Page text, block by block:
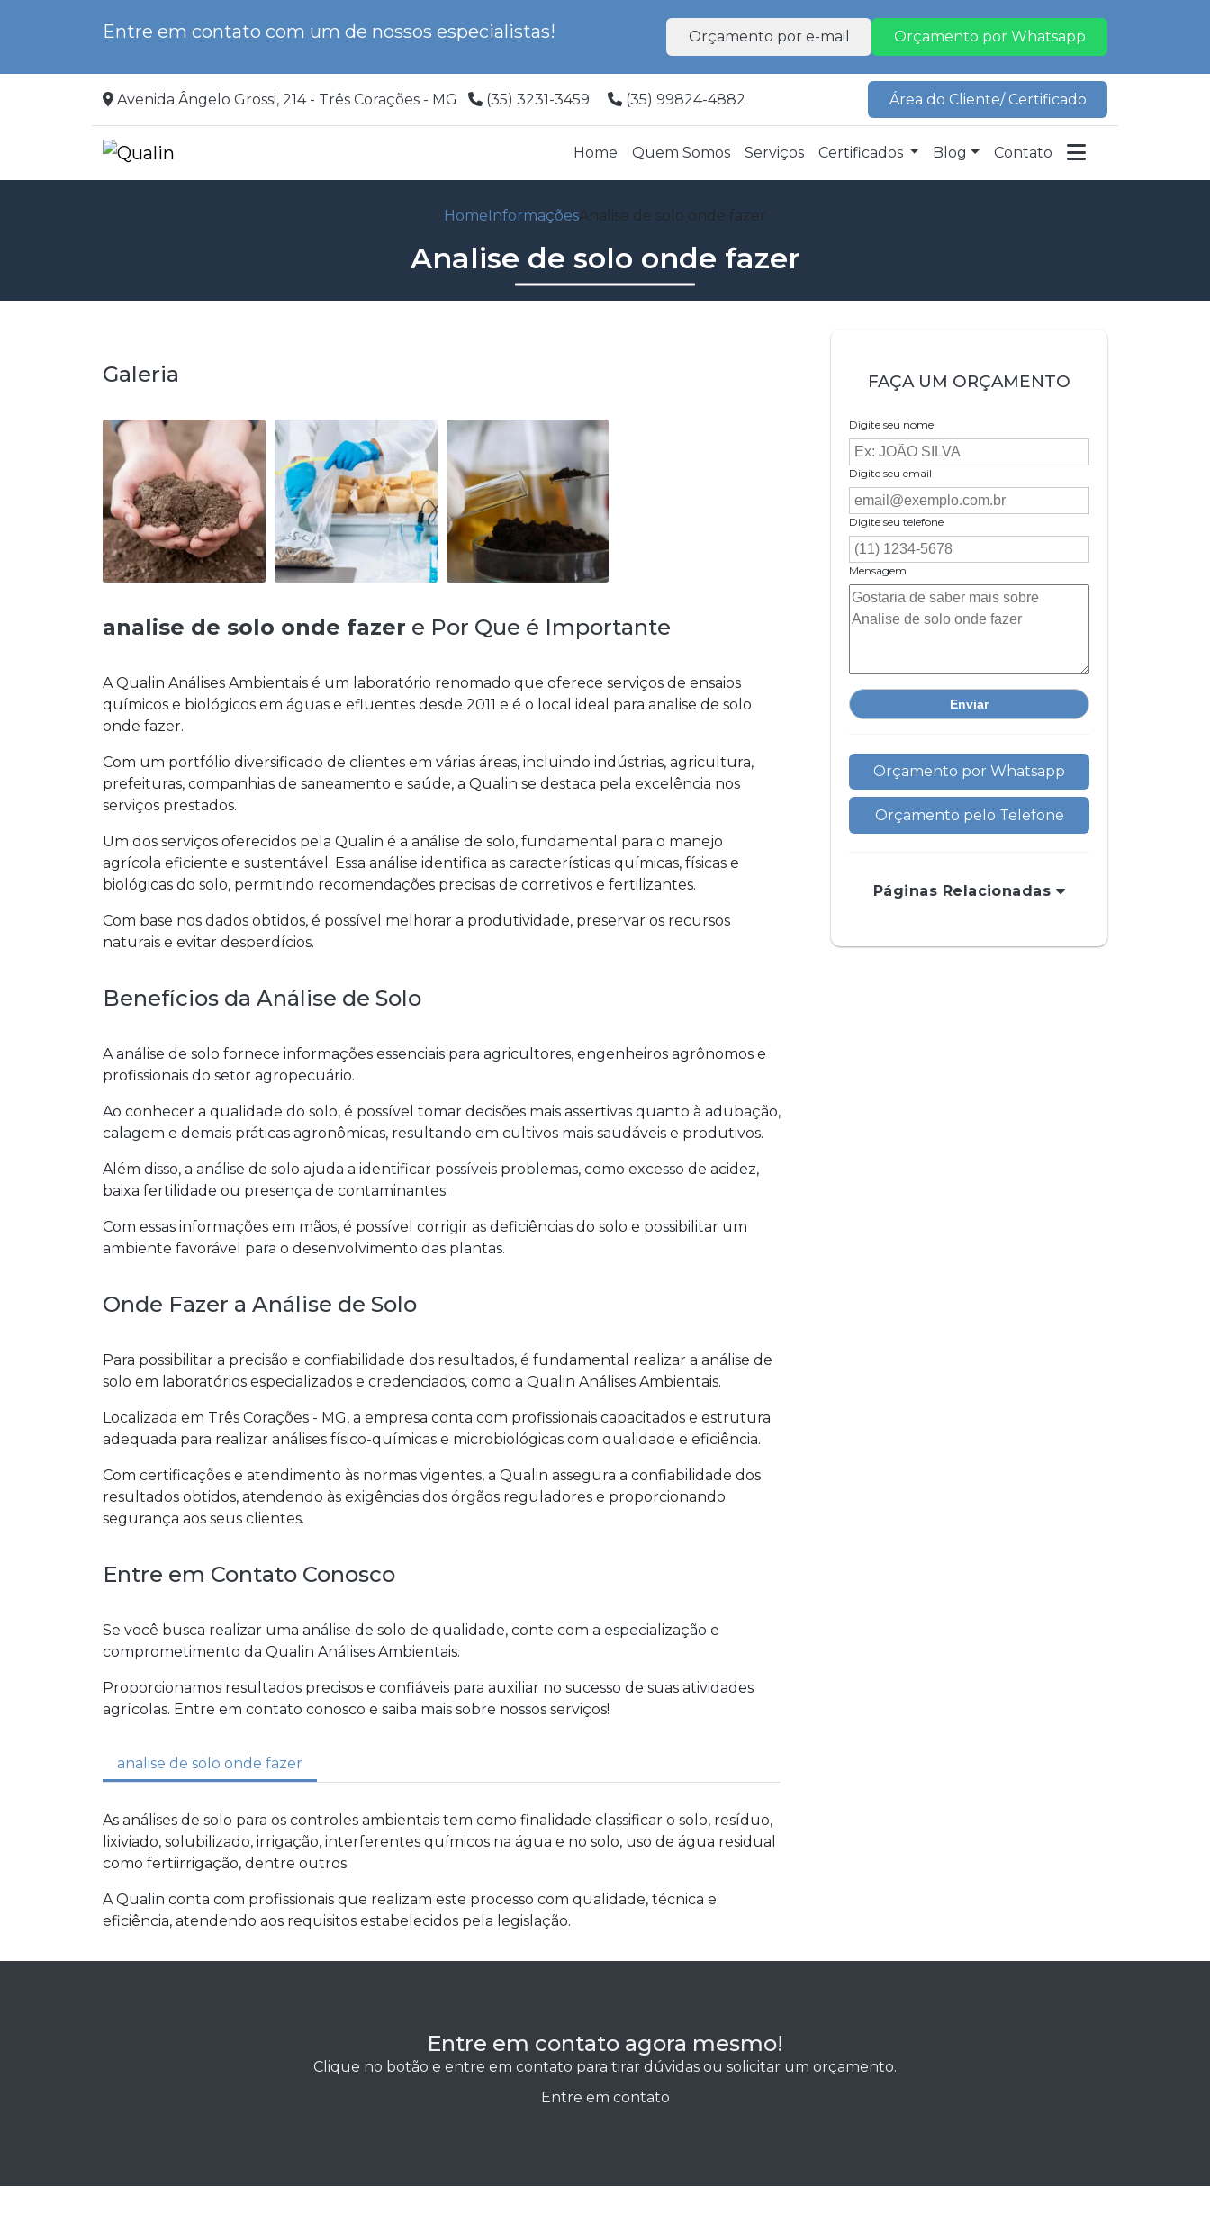
Entre em contato com um de nossos especialistas! Orçamento por e-mail Orçamento por Whatsapp
Avenida Ângelo Grossi, 214 - Três Corações - MG (35) 3231-3459 (35) 99824-4882 Área do Cliente/ Certificado
Home Quem Somos Serviços Certificados Blog Contato
HomeInformaçõesAnalise de solo onde fazer
Analise de solo onde fazer
Galeria
analise de solo onde fazer e Por Que é Importante
A Qualin Análises Ambientais é um laboratório renomado que oferece serviços de ensaios
químicos e biológicos em águas e efluentes desde 2011 e é o local ideal para analise de solo
onde fazer.
Com um portfólio diversificado de clientes em várias áreas, incluindo indústrias, agricultura,
prefeituras, companhias de saneamento e saúde, a Qualin se destaca pela excelência nos
serviços prestados.
Um dos serviços oferecidos pela Qualin é a análise de solo, fundamental para o manejo
agrícola eficiente e sustentável. Essa análise identifica as características químicas, físicas e
biológicas do solo, permitindo recomendações precisas de corretivos e fertilizantes.
Com base nos dados obtidos, é possível melhorar a produtividade, preservar os recursos
naturais e evitar desperdícios.
Benefícios da Análise de Solo
A análise de solo fornece informações essenciais para agricultores, engenheiros agrônomos e
profissionais do setor agropecuário.
Ao conhecer a qualidade do solo, é possível tomar decisões mais assertivas quanto à adubação,
calagem e demais práticas agronômicas, resultando em cultivos mais saudáveis e produtivos.
Além disso, a análise de solo ajuda a identificar possíveis problemas, como excesso de acidez,
baixa fertilidade ou presença de contaminantes.
Com essas informações em mãos, é possível corrigir as deficiências do solo e possibilitar um
ambiente favorável para o desenvolvimento das plantas.
Onde Fazer a Análise de Solo
Para possibilitar a precisão e confiabilidade dos resultados, é fundamental realizar a análise de
solo em laboratórios especializados e credenciados, como a Qualin Análises Ambientais.
Localizada em Três Corações - MG, a empresa conta com profissionais capacitados e estrutura
adequada para realizar análises físico-químicas e microbiológicas com qualidade e eficiência.
Com certificações e atendimento às normas vigentes, a Qualin assegura a confiabilidade dos
resultados obtidos, atendendo às exigências dos órgãos reguladores e proporcionando
segurança aos seus clientes.
Entre em Contato Conosco
Se você busca realizar uma análise de solo de qualidade, conte com a especialização e
comprometimento da Qualin Análises Ambientais.
Proporcionamos resultados precisos e confiáveis para auxiliar no sucesso de suas atividades
agrícolas. Entre em contato conosco e saiba mais sobre nossos serviços!
analise de solo onde fazer
As análises de solo para os controles ambientais tem como finalidade classificar o solo, resíduo,
lixiviado, solubilizado, irrigação, interferentes químicos na água e no solo, uso de água residual
como fertiirrigação, dentre outros.
A Qualin conta com profissionais que realizam este processo com qualidade, técnica e
eficiência, atendendo aos requisitos estabelecidos pela legislação.
FAÇA UM ORÇAMENTO
Digite seu nome
Digite seu email
Digite seu telefone
Mensagem
Orçamento por Whatsapp
Orçamento pelo Telefone
Páginas Relacionadas
Entre em contato agora mesmo!
Clique no botão e entre em contato para tirar dúvidas ou solicitar um orçamento.
Entre em contato